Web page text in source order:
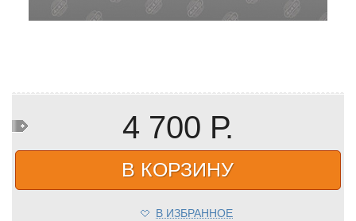
4 700 Р.
В КОРЗИНУ
В ИЗБРАННОЕ